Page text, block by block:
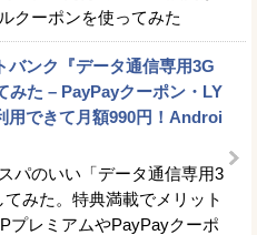
クーポンを使ってみた
バンク『データ通信専用3G
みた – PayPayクーポン・LY
用できて月額990円！Androi
パのいい「データ通信専用3
みた。特典満載でメリット
プレミアムやPayPayクーポ